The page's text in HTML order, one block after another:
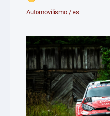
Automovilismo /es